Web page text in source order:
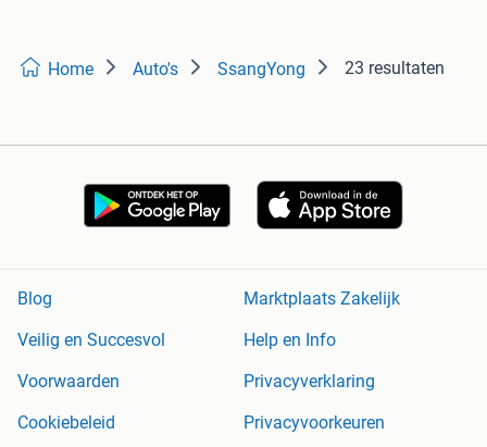
Home Auto's SsangYong 23 resultaten
Blog
Marktplaats Zakelijk
Veilig en Succesvol
Help en Info
Voorwaarden
Privacyverklaring
Cookiebeleid
Privacyvoorkeuren